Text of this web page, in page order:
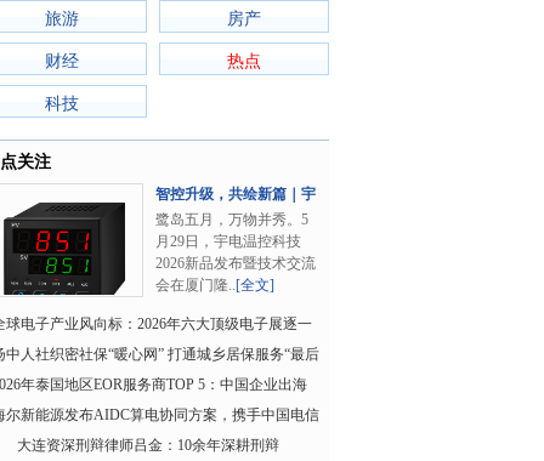
旅游 房产
财经 热点
科技
关注
智控升级，共绘新篇｜宇
电温控科技2026..
鹭岛五月，万物并秀。5
月29日，宇电温控科技
2026新品发布暨技术交流
会在厦门隆..[全文]
球电子产业风向标：2026年六大顶级电子展逐一
中人社织密社保“暖心网” 打通城乡居保服务“最后
”年泰国地区EOR服务商TOP 5：中国企业出海
推荐
尔新能源发布AIDC算电协同方案，携手中国电信
数绿融合国
连资深刑辩律师吕金：10余年深耕刑辩